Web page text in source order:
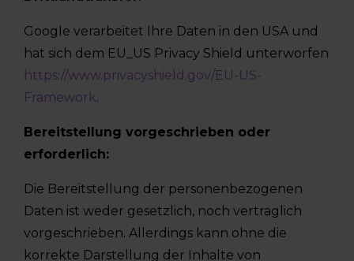
Google verarbeitet Ihre Daten in den USA und
hat sich dem EU_US Privacy Shield unterworfen
https://www.privacyshield.gov/EU-US-
Framework.
Bereitstellung vorgeschrieben oder
erforderlich:
Die Bereitstellung der personenbezogenen
Daten ist weder gesetzlich, noch vertraglich
vorgeschrieben. Allerdings kann ohne die
korrekte Darstellung der Inhalte von